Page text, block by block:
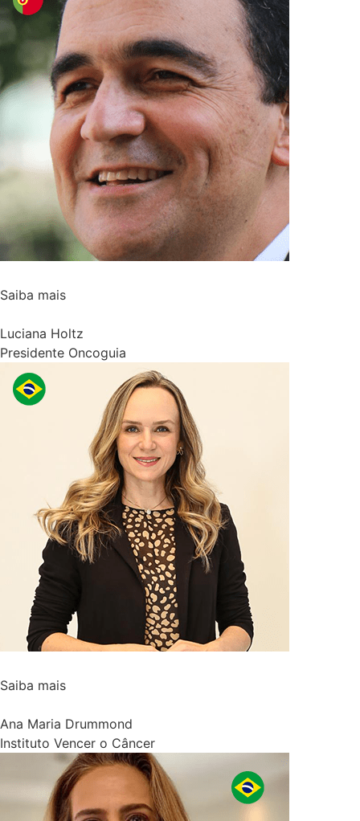
Saiba mais
Luciana Holtz
Presidente Oncoguia
Saiba mais
Ana Maria Drummond
Instituto Vencer o Câncer